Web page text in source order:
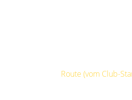
Route (vom Club-